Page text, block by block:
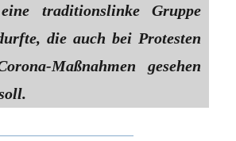
traditionslinke Gruppe
die auch bei Protesten
Maßnahmen gesehen